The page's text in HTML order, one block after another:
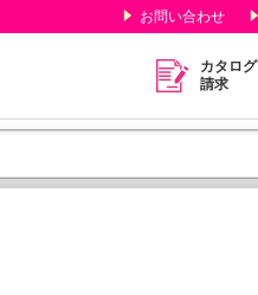
お問い合わせ
カタログ
請求